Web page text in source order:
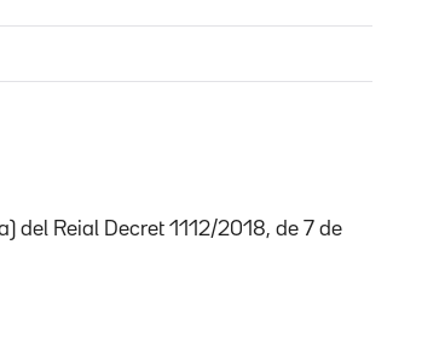
del Reial Decret 1112/2018, de 7 de